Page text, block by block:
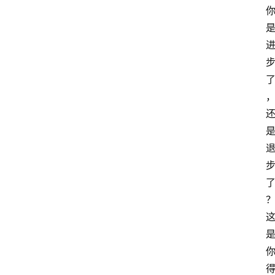
你
是
进
步
了
，
还
是
退
步
了
？
这
是
你
得